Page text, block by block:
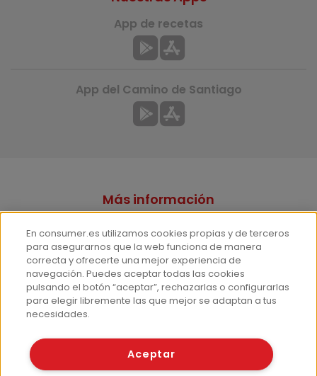
Más información
Hemeroteca
Contacto
Prensa
Corpus Lingüístico Consumer
App de recetas
App del Camino de Santiago
© Fundación EROSKI
En consumer.es utilizamos cookies propias y de terceros
para asegurarnos que la web funciona de manera
correcta y ofrecerte una mejor experiencia de
navegación. Puedes aceptar todas las cookies
pulsando el botón “aceptar”, rechazarlas o configurarlas
para elegir libremente las que mejor se adaptan a tus
necesidades.
Aceptar